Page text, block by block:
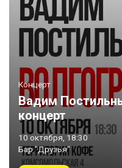
Концерт
Вадим
концерт
10 октября, 18:30
Бар "Друзья"